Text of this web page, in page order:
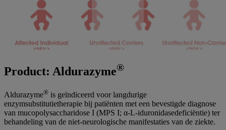
Product: Aldurazyme®
Aldurazyme® is geïndiceerd voor langdurige
enzymsubstitutietherapie bij patiënten met een bevestigde diagnose
van mucopolysaccharidose I (MPS I; α-L-iduronidasedeficiëntie) ter
behandeling van de niet-neurologische manifestaties van de ziekte.